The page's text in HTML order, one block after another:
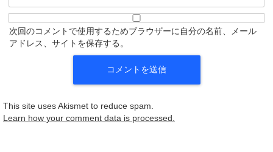
次回のコメントで使用するためブラウザーに自分の名前、メール
アドレス、サイトを保存する。
This site uses Akismet to reduce spam.
Learn how your comment data is processed.